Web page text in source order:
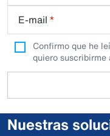
E-mail *
Confirmo que he
quiero
Nuestras